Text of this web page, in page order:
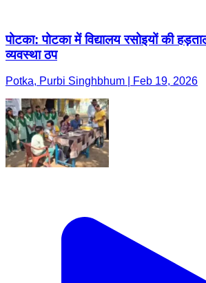
पोटका: पोटका में विद्यालय रसोइयों की
व्यवस्था ठप
Potka, Purbi Singhbhum | Feb 19, 2026